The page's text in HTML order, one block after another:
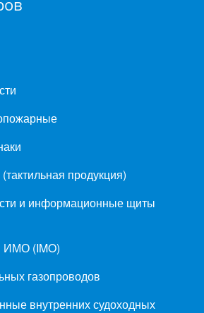
продукция)
и информационные щиты
ИМО (IMO)
газопроводов
внутренних судоходных